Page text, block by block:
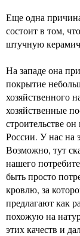
Еще одна
состоит в том,
штучную
На западе она
покрытие
хозяйственного
хозяйственные
строительстве
России. У нас на
Возможно, тут
нашего
быть просто
кровлю, за
предлагают как
похожую на
этих качеств и